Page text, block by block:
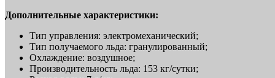
Дополнительные характеристики:
Тип управления: электромеханический;
Тип получаемого льда: гранулированный;
Охлаждение: воздушное;
Производительность льда: 153 кг/сутки;